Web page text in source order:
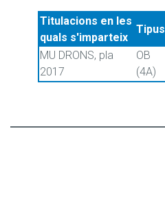
Titulacions en les
quals s'imparteix
Tipus
MU DRONS, pla
2017
OB
(4A)